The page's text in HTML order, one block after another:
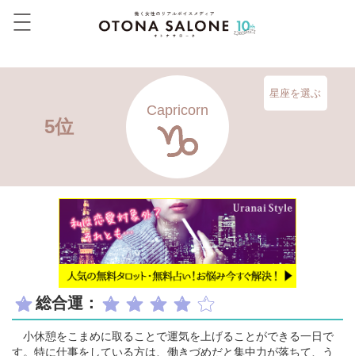
5位
Capricorn
星座を選ぶ
総合運：
小休憩をこまめに取ることで運気を上げることができる一日で
す。特に仕事をしている方は、働きづめだと集中力が落ちて、う